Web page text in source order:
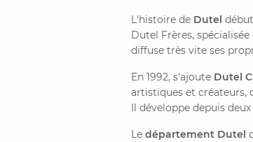
L'histoire de Dutel
Dutel Frères,
diffuse très vite ses
En 1992, s'ajoute Dutel
artistiques et créateurs,
Il développe depuis
Le département Dutel